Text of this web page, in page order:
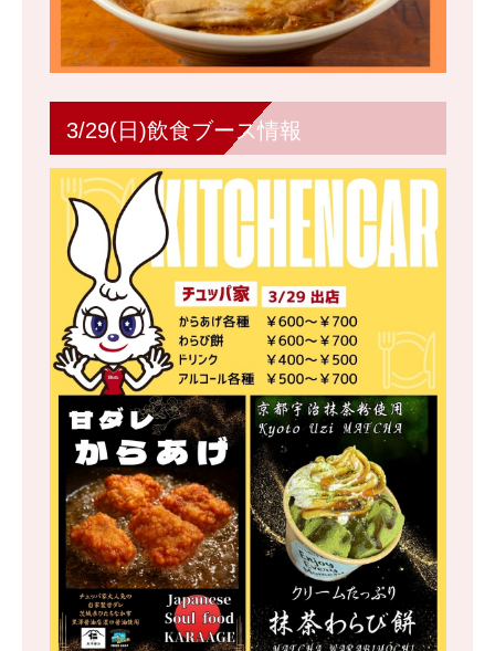
3/29(日)飲食ブース情報